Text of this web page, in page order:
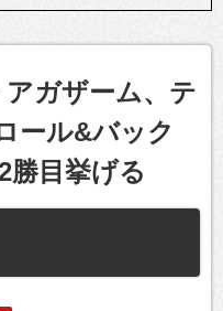
アガザーム、テ
ール&バック
勝目挙げる